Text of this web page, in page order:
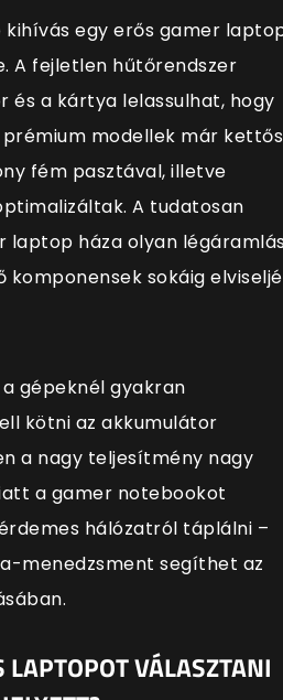
kihívás egy erős gamer
A fejletlen hűtőrendszer
és a kártya lelassulhat, hogy
modellek már kettős
fém pasztával, illetve
A tudatosan
laptop háza olyan
komponensek sokáig
gépeknél gyakran
kötni az akkumulátor
a nagy teljesítmény nagy
a gamer notebookot
hálózatról táplálni –
menedzsment segíthet az
VÁLASZTANI